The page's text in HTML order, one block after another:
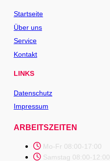
Startseite
Über uns
Service
Kontakt
LINKS
Datenschutz
Impressum
ARBEITSZEITEN
Mo-Fr 08:00-17:00
Samstag 08:00-12:00